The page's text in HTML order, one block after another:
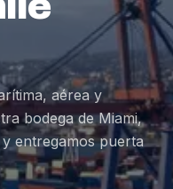
aérea y
bodega de Miami,
entregamos puerta